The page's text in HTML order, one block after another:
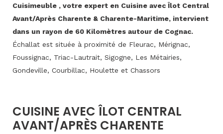
Cuisimeuble , votre expert en Cuisine avec Îlot Central
Avant/Après Charente & Charente-Maritime, intervient
dans un rayon de 60 Kilomètres autour de Cognac.
Échallat est située à proximité de Fleurac, Mérignac,
Foussignac, Triac-Lautrait, Sigogne, Les Métairies,
Gondeville, Courbillac, Houlette et Chassors
CUISINE AVEC ÎLOT CENTRAL
AVANT/APRÈS CHARENTE